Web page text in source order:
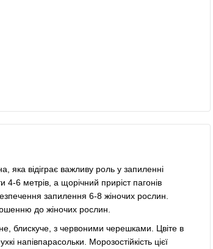
яка відіграє важливу роль у запиленні
4-6 метрів, а щорічний приріст пагонів
запилення 6-8 жіночих рослин.
до жіночих рослин.
блискуче, з червоними черешками. Цвіте в
напівпарасольки. Морозостійкість цієї